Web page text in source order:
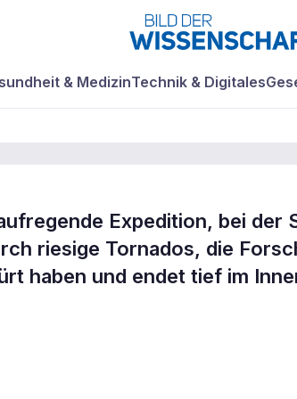
& MedizinTechnik & Digitales
Expedition, bei der
riesige Tornados, die
haben und endet tief im